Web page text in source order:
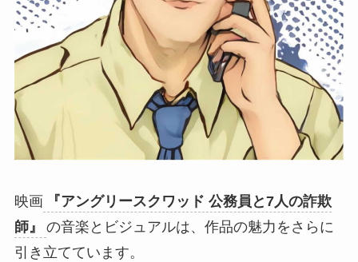
映画
『アングリースクワッド 公務員と7人の詐欺
師』
の音楽とビジュアルは、作品の魅力をさらに
引き立てています。